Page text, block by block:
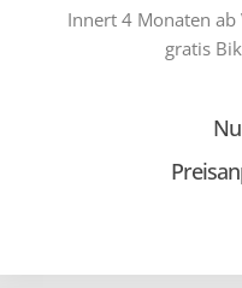
Innert 4 Monaten
gratis